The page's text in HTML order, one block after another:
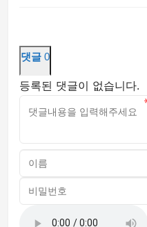
댓글 0
등록된 댓글이 없습니다.